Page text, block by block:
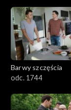
Barwy szczęścia
odc. 1744